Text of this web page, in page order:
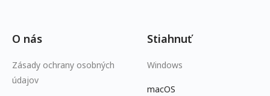
O nás
Zásady ochrany osobných
údajov
Stiahnuť
Windows
macOS